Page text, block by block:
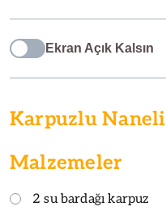
Ekran Açık Kalsın
Karpuzlu
Malzemeler
2 su bardağı karpuz